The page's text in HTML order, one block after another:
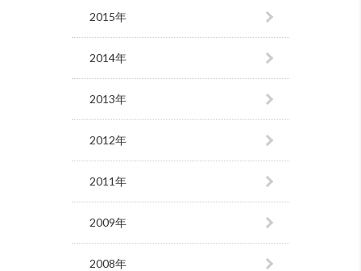
2015年
2014年
2013年
2012年
2011年
2009年
2008年